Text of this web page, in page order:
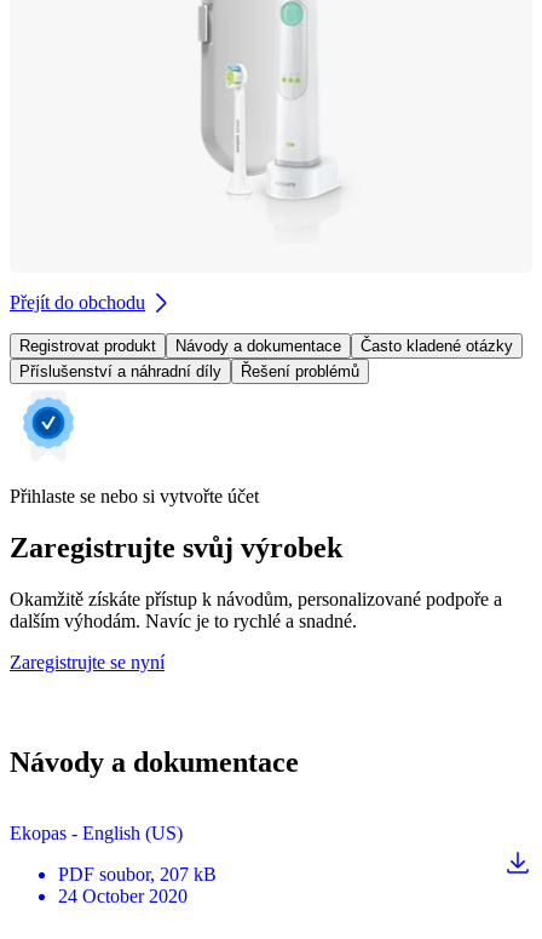
Přejít do obchodu
Registrovat produkt Návody a dokumentace
Často kladené otázky
Příslušenství a náhradní díly
Řešení problémů
Přihlaste se nebo si vytvořte účet
Zaregistrujte svůj výrobek
Okamžitě získáte přístup k návodům, personalizované podpoře a
dalším výhodám. Navíc je to rychlé a snadné.
Zaregistrujte se nyní
Návody a dokumentace
Ekopas - English (US)
PDF soubor, 207 kB
24 October 2020